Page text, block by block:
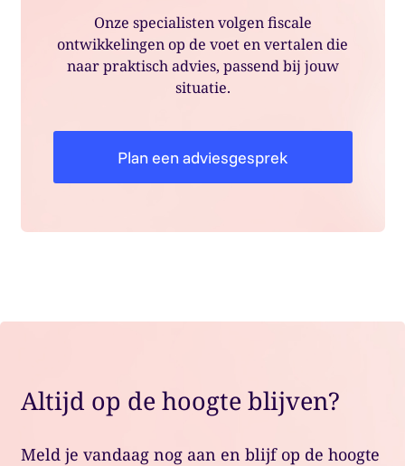
Onze specialisten volgen fiscale
ontwikkelingen op de voet en vertalen die
naar praktisch advies, passend bij jouw
situatie.
Plan een adviesgesprek
Altijd op de hoogte blijven?
Meld je vandaag nog aan en blijf op de hoogte